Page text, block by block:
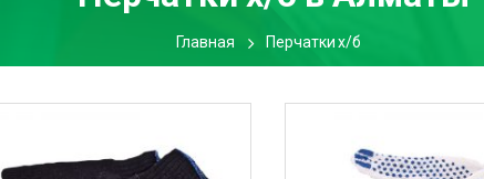
Главная Перчатки х/б